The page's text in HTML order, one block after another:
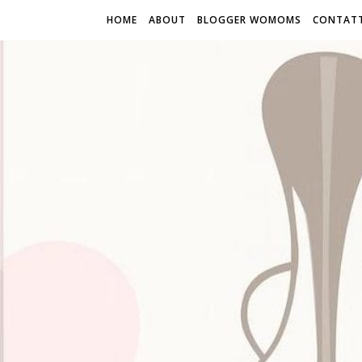
HOME ABOUT BLOGGER WOMOMS